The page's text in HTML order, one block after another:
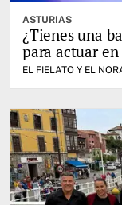
ASTURIAS
¿Tienes una
para actuar
EL FIELATO Y EL